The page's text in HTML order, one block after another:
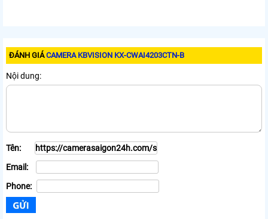
ĐÁNH GIÁCAMERA KBVISION KX-CWAI4203CTN-B
Nội dung:
Tên:
Email:
Phone: